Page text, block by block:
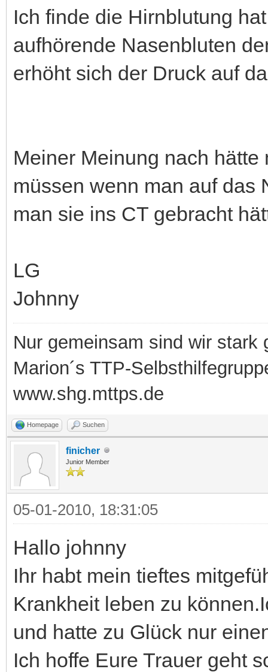
Ich finde die Hirnblutung
aufhörende Nasenbluten
erhöht sich der Druck auf
Meiner Meinung nach
müssen wenn man auf das
man sie ins CT gebracht
LG
Johnny
Nur gemeinsam sind wir stark
Marion´s TTP-
www.shg.mttps.de
Homepage Suchen
finicher
Junior Member
05-01-2010, 18:31:05
Hallo johnny
Ihr habt mein tieftes
Krankheit leben zu
und hatte zu Glück nur
Ich hoffe Eure Trauer geht